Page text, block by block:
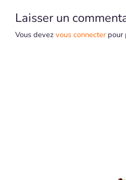
Laisser un
Vous devez vous connecter pour